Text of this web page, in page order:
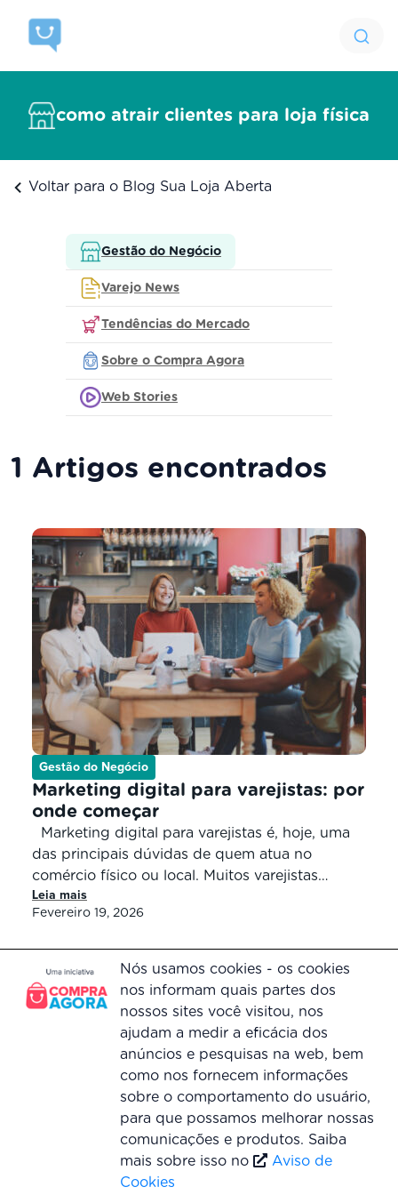
Nós usamos cookies - os cookies
nos informam quais partes dos
nossos sites você visitou, nos
ajudam a medir a eficácia dos
anúncios e pesquisas na web, bem
como nos fornecem informações
sobre o comportamento do usuário,
para que possamos melhorar nossas
comunicações e produtos. Saiba
mais sobre isso no
Aviso de
Cookies
como atrair clientes para loja física
Voltar para o Blog Sua Loja Aberta
Gestão do Negócio
Varejo News
Tendências do Mercado
Sobre o Compra Agora
Web Stories
1 Artigos encontrados
Gestão do Negócio
Marketing digital para varejistas: por
onde começar
Marketing digital para varejistas é, hoje, uma
das principais dúvidas de quem atua no
comércio físico ou local. Muitos varejistas
sabem que precisam marcar presença no
digital, mas não entendem exatamente o que
funcionam no varejo e por onde iniciar sem
desperdiçar tempo ou dinheiro. Diferente […]
Leia mais
Fevereiro 19, 2026
Central de atendimento
© Copyright 2016-2022 Compra Agora. Todos os direitos reservados. | Compra Agora